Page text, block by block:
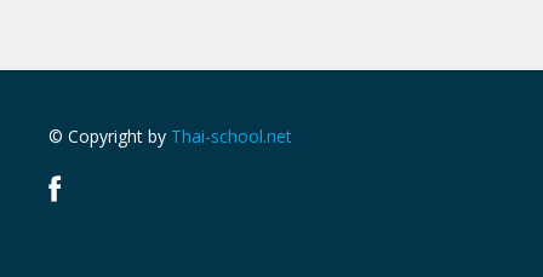
© Copyright by Thai-school.net